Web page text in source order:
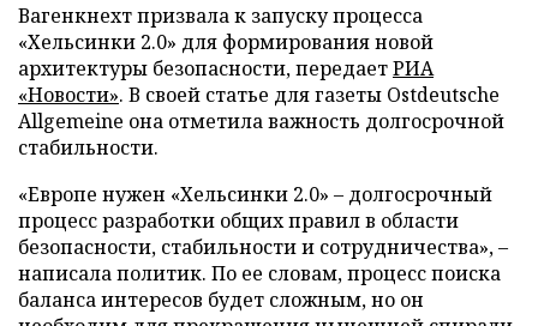
Вагенкнехт призвала к запуску процесса
«Хельсинки 2.0» для формирования новой
архитектуры безопасности, передаетРИА
«Новости». В своей статье для газеты Ostdeutsche
Allgemeine она отметила важность долгосрочной
стабильности.
«Европе нужен «Хельсинки 2.0» – долгосрочный
процесс разработки общих правил в области
безопасности, стабильности и сотрудничества», –
написала политик. По ее словам, процесс поиска
баланса интересов будет сложным, но он